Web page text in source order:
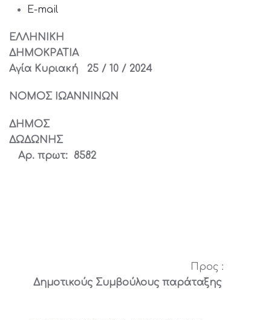
E-mail
ΕΛΛΗΝΙΚΗ
Αγία Κυριακή 25 / 10 / 2024
ΝΟΜΟΣ ΙΩΑΝΝΙΝΩΝ
ΔΗΜΟΣ
Αρ. πρωτ: 8582
Προς :
Δημοτικούς Συμβούλους παράταξης